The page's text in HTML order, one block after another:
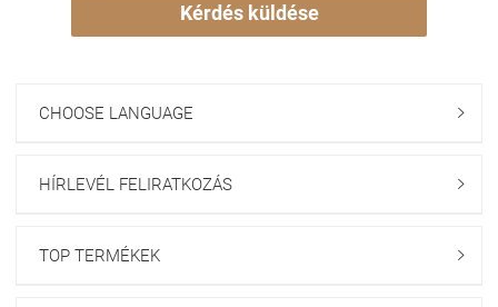
Kérdés küldése
CHOOSE LANGUAGE 
HÍRLEVÉL FELIRATKOZÁS 
TOP TERMÉKEK 